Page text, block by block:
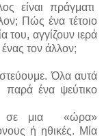
είναι πράγματι
Πώς ένα τέτοιο
του, αγγίζουν ιερά
τον άλλον;
Όλα αυτά
ένα ψεύτικο
σε μια «ώρα»
ή ηθικές. Μία